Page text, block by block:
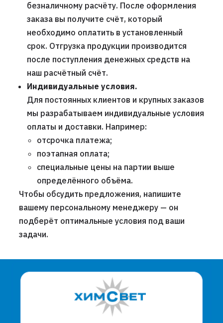
безналичному расчёту. После оформления
заказа вы получите счёт, который
необходимо оплатить в установленный
срок. Отгрузка продукции производится
после поступления денежных средств на
наш расчётный счёт.
Индивидуальные условия.
Для постоянных клиентов и крупных заказов
мы разрабатываем индивидуальные условия
оплаты и доставки. Например:
отсрочка платежа;
поэтапная оплата;
специальные цены на партии выше
определённого объёма.
Чтобы обсудить предложения, напишите
вашему персональному менеджеру — он
подберёт оптимальные условия под ваши
задачи.